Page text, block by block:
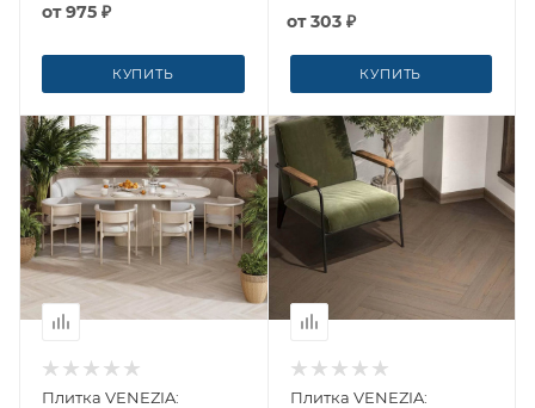
от975 ₽
КУПИТЬ
от303 ₽
КУПИТЬ
Плитка VENEZIA:
Плитка VENEZIA: